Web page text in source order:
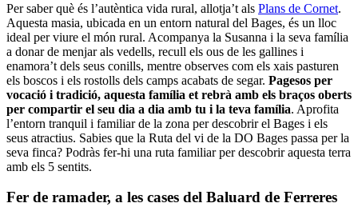
Per saber què és l’autèntica vida rural, allotja’t als Plans de Cornet.
Aquesta masia, ubicada en un entorn natural del Bages, és un lloc
ideal per viure el món rural. Acompanya la Susanna i la seva família
a donar de menjar als vedells, recull els ous de les gallines i
enamora’t dels seus conills, mentre observes com els xais pasturen
els boscos i els rostolls dels camps acabats de segar. Pagesos per
vocació i tradició, aquesta família et rebrà amb els braços oberts
per compartir el seu dia a dia amb tu i la teva família. Aprofita
l’entorn tranquil i familiar de la zona per descobrir el Bages i els
seus atractius. Sabies que la Ruta del vi de la DO Bages passa per la
seva finca? Podràs fer-hi una ruta familiar per descobrir aquesta terra
amb els 5 sentits.
Fer de ramader, a les cases del Baluard de Ferreres